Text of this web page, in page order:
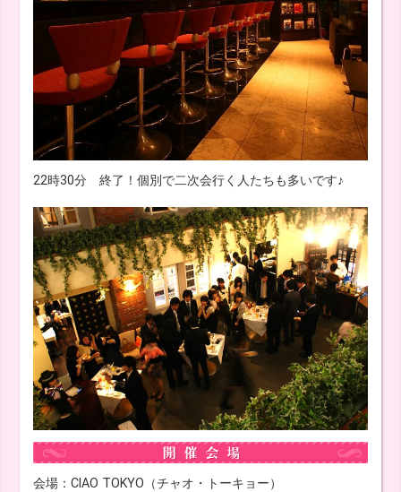
22時30分 終了！個別で二次会行く人たちも多いです♪
会場：CIAO TOKYO（チャオ・トーキョー）